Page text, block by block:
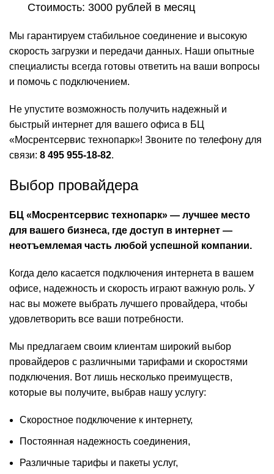
Стоимость: 3000 рублей в месяц
Мы гарантируем стабильное соединение и высокую
скорость загрузки и передачи данных. Наши опытные
специалисты всегда готовы ответить на ваши вопросы
и помочь с подключением.
Не упустите возможность получить надежный и
быстрый интернет для вашего офиса в БЦ
«Мосрентсервис технопарк»! Звоните по телефону для
связи: 8 495 955-18-82.
Выбор провайдера
БЦ «Мосрентсервис технопарк» — лучшее место
для вашего бизнеса, где доступ в интернет —
неотъемлемая часть любой успешной компании.
Когда дело касается подключения интернета в вашем
офисе, надежность и скорость играют важную роль. У
нас вы можете выбрать лучшего провайдера, чтобы
удовлетворить все ваши потребности.
Мы предлагаем своим клиентам широкий выбор
провайдеров с различными тарифами и скоростями
подключения. Вот лишь несколько преимуществ,
которые вы получите, выбрав нашу услугу:
Скоростное подключение к интернету,
Постоянная надежность соединения,
Различные тарифы и пакеты услуг,